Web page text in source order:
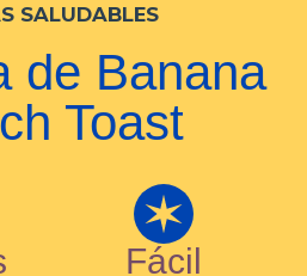
SALUDABLES
de Banana
Toast
Fácil